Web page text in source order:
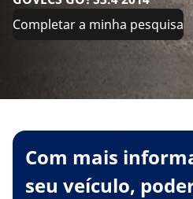
Completar a minha pesquisa
Com mais
seu veículo,